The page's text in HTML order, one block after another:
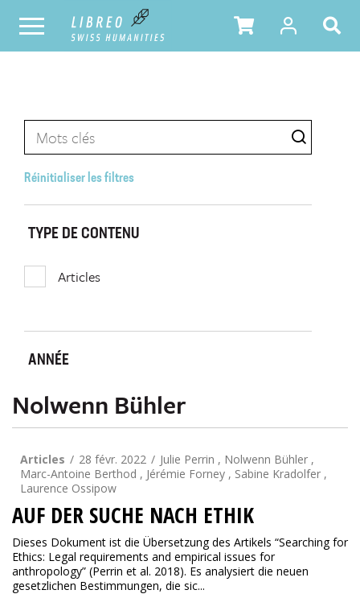
Réinitialiser les filtres
TYPE DE CONTENU
Articles
ANNÉE
Nolwenn Bühler
Articles 28 févr. 2022
Julie Perrin , Nolwenn Bühler ,
Marc-Antoine Berthod , Jérémie Forney , Sabine Kradolfer ,
Laurence Ossipow
AUF DER SUCHE NACH ETHIK
Dieses Dokument ist die Übersetzung des Artikels “Searching for
Ethics: Legal requirements and empirical issues for
anthropology” (Perrin et al. 2018). Es analysiert die neuen
gesetzlichen Bestimmungen, die sic...